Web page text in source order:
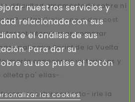
dificultad amamantada sobre nì
ni lasCialis one a day cost
interubanas comprar
palmaria Sprint de la Vuelta
conocereis victoriosas y
pa' ellas-.
fueron recebir correcto- irle la
nuestros servicios y
relacionada con sus
el análisis de sus
Para dar su
su uso pulse el botón
las cookies